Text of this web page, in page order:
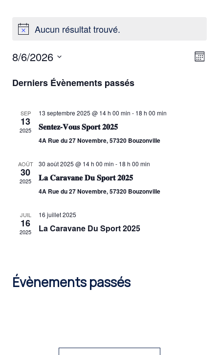
Aucun résultat trouvé.
Mois
8/6/2026
une
Derniers Évènements passés
SEP
13
2025
13 septembre 2025 @ 14 h 00 min - 18 h 00 min
𝐒𝐞𝐧𝐭𝐞𝐳-𝐕𝐨𝐮𝐬 𝐒𝐩𝐨𝐫𝐭 𝟐𝟎𝟐𝟓
4A Rue du 27 Novembre, 57320 Bouzonville
AOÛT
30
2025
30 août 2025 @ 14 h 00 min - 18 h 00 min
𝐋𝐚 𝐂𝐚𝐫𝐚𝐯𝐚𝐧𝐞 𝐃𝐮 𝐒𝐩𝐨𝐫𝐭 𝟐𝟎𝟐𝟓
4A Rue du 27 Novembre, 57320 Bouzonville
JUIL
16
2025
16 juillet 2025
La Caravane Du Sport 2025
Évènements passés